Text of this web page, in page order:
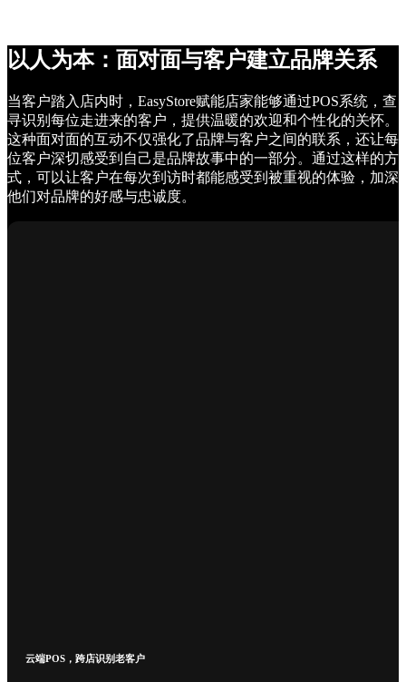
以人为本：面对面与客户建立品牌关系
当客户踏入店内时，EasyStore赋能店家能够通过POS系统，查
寻识别每位走进来的客户，提供温暖的欢迎和个性化的关怀。
这种面对面的互动不仅强化了品牌与客户之间的联系，还让每
位客户深切感受到自己是品牌故事中的一部分。通过这样的方
式，可以让客户在每次到访时都能感受到被重视的体验，加深
他们对品牌的好感与忠诚度。
云端POS，跨店识别老客户